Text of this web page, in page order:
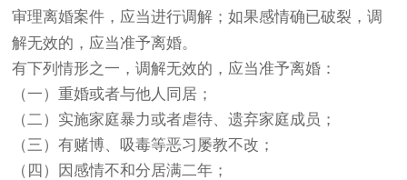
审理离婚案件，应当进行调解；如果感情确已破裂，调
解无效的，应当准予离婚。
有下列情形之一，调解无效的，应当准予离婚：
（一）重婚或者与他人同居；
（二）实施家庭暴力或者虐待、遗弃家庭成员；
（三）有赌博、吸毒等恶习屡教不改；
（四）因感情不和分居满二年；